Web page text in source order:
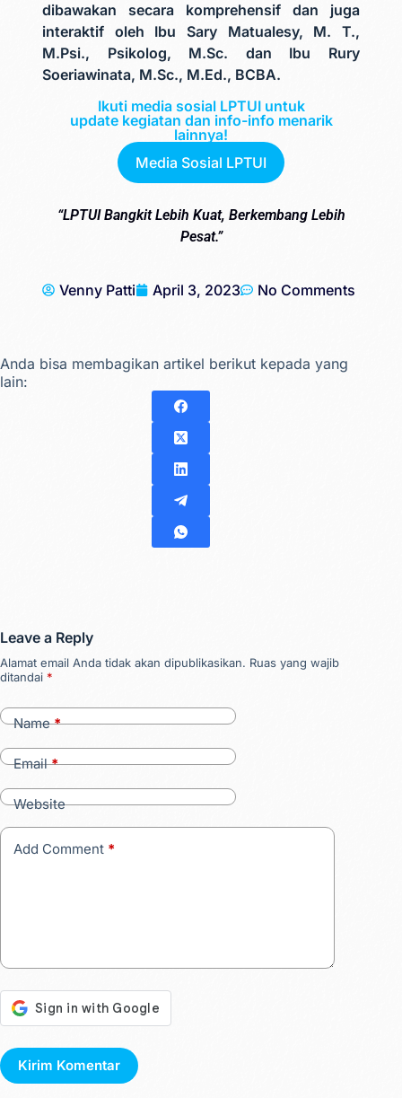
dibawakan secara komprehensif dan juga
interaktif oleh Ibu Sary Matualesy, M. T.,
M.Psi., Psikolog, M.Sc. dan Ibu Rury
Soeriawinata, M.Sc., M.Ed., BCBA.
Ikuti media sosial LPTUI untuk
update kegiatan dan info-info menarik
lainnya!
Media Sosial LPTUI
“LPTUI Bangkit Lebih Kuat, Berkembang Lebih
Pesat.”
Venny Patti April 3, 2023 No Comments
Anda bisa membagikan artikel berikut kepada yang
lain:
Leave a Reply
Alamat email Anda tidak akan dipublikasikan. Ruas yang wajib
ditandai *
Name*
Email*
Website
Add Comment *
Kirim Komentar